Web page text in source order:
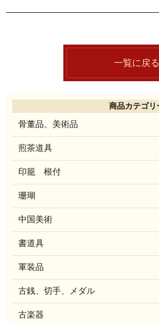
一覧に戻る
商品カテゴリ
骨董品、美術品
煎茶道具
印籠 根付
珊瑚
中国美術
書道具
軍装品
古銭、切手、メダル
古楽器